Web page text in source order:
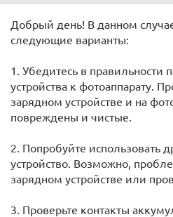
Добрый день! В данном
следующие варианты:
1. Убедитесь в правильности
устройства к фотоаппарату.
зарядном устройстве и на
повреждены и чистые.
2. Попробуйте использовать
устройство. Возможно,
зарядном устройстве или
3. Проверьте контакты